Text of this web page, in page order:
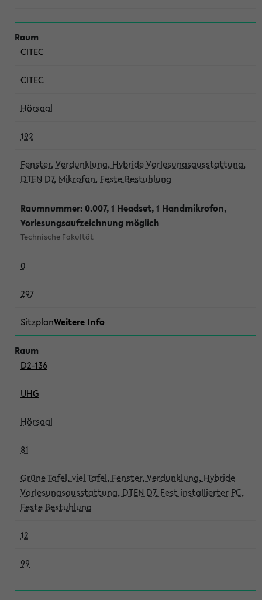
CITEC
CITEC
Hörsaal
192
Fenster, Verdunklung, Hybride Vorlesungsausstattung,
DTEN D7, Mikrofon, Feste Bestuhlung
Raumnummer: 0.007, 1 Headset, 1 Handmikrofon,
Vorlesungsaufzeichnung möglich
Technische Fakultät
0
297
SitzplanWeitere Info
D2-136
UHG
Hörsaal
81
Grüne Tafel, viel Tafel, Fenster, Verdunklung, Hybride
Vorlesungsausstattung, DTEN D7, Fest installierter PC,
Feste Bestuhlung
12
99